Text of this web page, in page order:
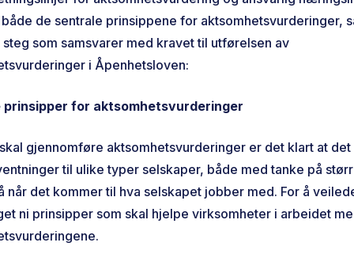
de sentrale prinsippene for aktsomhetsvurderinger,
som samsvarer med kravet til utførelsen av
i Åpenhetsloven:
prinsipper for aktsomhetsvurderinger
gjennomføre aktsomhetsvurderinger er det klart at
til ulike typer selskaper, både med tanke på
når det kommer til hva selskapet jobber med. For å
ni prinsipper som skal hjelpe virksomheter i arbeidet